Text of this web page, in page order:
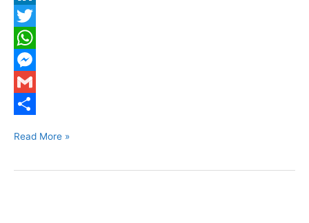
a
c
e
b
o
L
n
k
e
n
T
w
r
W
h
a
A
M
e
e
G
ia
Read More »